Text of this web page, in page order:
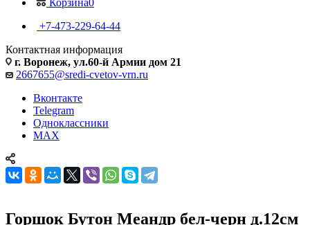
Корзина0
+7-473-229-64-44
Контактная информация
г. Воронеж, ул.60-й Армии дом 21
2667655@sredi-cvetov-vrn.ru
Вконтакте
Telegram
Одноклассники
MAX
Горшок Бутон Меандр бел-черн д.12см